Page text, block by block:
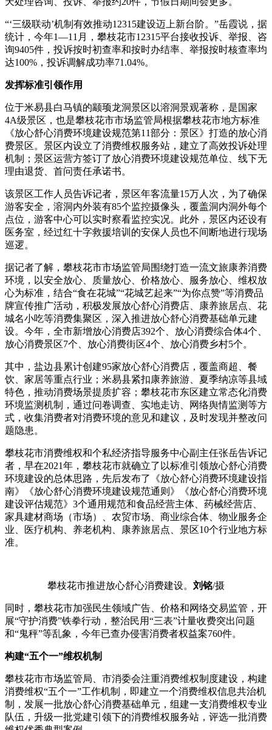
“‘三级联动’机制有效推动12315建设迈上新台阶。”岳霞说，据
统计，今年1—11月，攀枝花市12315平台接收投诉、举报、咨
询9405件，投诉按时初查率和按时办结率、举报按时核查率均
达100%，投诉调解成功率71.04%。
发挥标准引领作用
位于米易县白马镇的颛顼龙洞景区以溶洞景观著称，是国家
4A级景区，也是攀枝花市市场监管局根据攀枝花市地方标准
《放心舒心消费环境建设规范第11部分：景区》打造的放心消
费景区。景区内设立了消费维权服务站，建立了高效投诉处理
机制；景区运营方签订了放心消费环境建设规范单位、线下无
理由退货、首问责任承诺书。
该景区工作人员告诉记者，景区年客流量15万人次，为了确保
游客安全，溶洞内外装有85个监控摄像头，覆盖洞内洞外每个
点位，游客中心可以实时察看监控实况。此外，景区内还设有
医务室，经过红十字救援培训的安保人员也不间断地进行现场
巡逻。
据记者了解，攀枝花市市场监管局围绕打造一流文旅康养消费
环境，以安全放心、质量放心、价格放心、服务放心、维权放
心为标准，结合“食在花城”“花城艺起来”“为你点赞”等消费品
牌宣传推广活动，积极发展放心舒心消费店、康养旅居点、花
城名小吃等消费集聚区，深入推进放心舒心消费基础单元建
设。今年，全市新增放心消费店392个、放心消费综合体4个、
放心消费景区7个、放心消费街区4个、放心消费乡村5个。
其中，盐边县累计创建95家放心舒心消费店，覆盖商超、餐
饮、家居等重点行业；米易县紧扣康养旅游、夏季纳凉等县域
特色，推动消费场景提质扩容；攀枝花市东区建立常态化消费
环境监测机制，通过问卷调查、实地走访、网络舆情监测等方
式，收集消费者对消费环境的意见和建议，及时发现并整改问
题隐患。
攀枝花市消费维权和个私经济指导服务中心副主任张岳告诉记
者，早在2021年，攀枝花市就确立了以标准引领放心舒心消费
环境建设的总体思路，先后发布了《放心舒心消费环境建设指
南》《放心舒心消费环境建设规范通则》《放心舒心消费环境
建设评估规范》3个通用规范和食品经营主体、药械经营店、
家具建材商场（市场）、农贸市场、商业综合体、物业服务企
业、医疗机构、养老机构、康养旅居点、景区10个行业地方标
准。
攀枝花市推进放心舒心消费建设。 刘铭/摄
同时，攀枝花市加强民生领域广告、价格和网络交易监管，开
展“守护消费”铁拳行动，整治民用“三表”计量收费突出问题
和“鬼秤”等乱象，今年已查办侵害消费者权益案760件。
构建“五个一”维权机制
攀枝花市市场监管局、市消委会注重消费维权制度建设，构建
消费维权“五个一”工作机制，即建立一个消费维权信息共治机
制，发展一批放心舒心消费基础单元，组建一支消费维权专业
队伍，升级一批党建引领下的消费维权服务站，评选一批消费